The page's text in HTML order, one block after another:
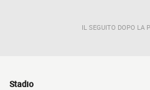
IL SEGUITO DOPO LA
Stadio